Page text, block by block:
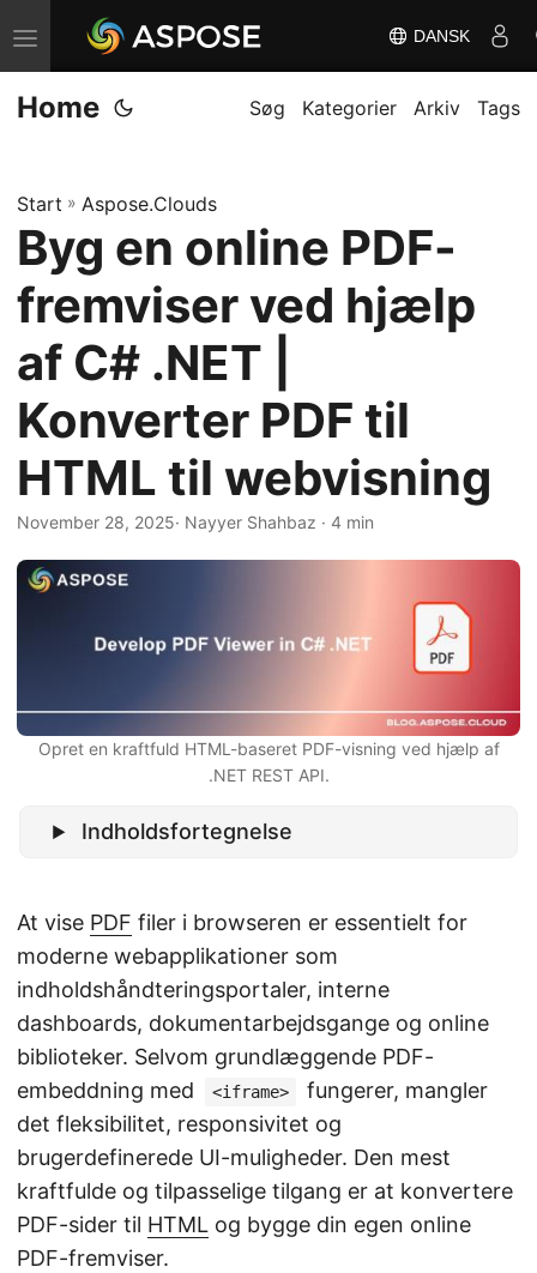
S
k
i
n
a
i
a
t
i
o
n
DANSK
Home Søg Kategorier Arkiv Tags
Start » Aspose.Clouds
Byg en online PDF-
fremviser ved hjælp
af C# .NET |
Konverter PDF til
HTML til webvisning
November 28, 2025· Nayyer Shahbaz · 4 min
Opret en kraftfuld HTML-baseret PDF-visning ved hjælp af
.NET REST API.
Indholdsfortegnelse
At vise PDF filer i browseren er essentielt for
moderne webapplikationer som
indholdshåndteringsportaler, interne
dashboards, dokumentarbejdsgange og online
biblioteker. Selvom grundlæggende PDF-
embeddning med
<iframe>
fungerer, mangler
det fleksibilitet, responsivitet og
brugerdefinerede UI-muligheder. Den mest
kraftfulde og tilpasselige tilgang er at konvertere
PDF-sider til HTML og bygge din egen online
PDF-fremviser.